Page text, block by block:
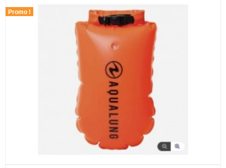
Promo !